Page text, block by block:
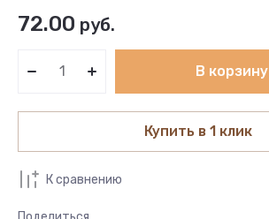
72.00 руб.
В корзину
Купить в 1 клик
К сравнению